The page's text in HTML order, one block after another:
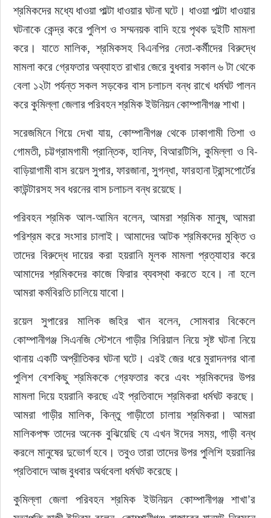
শ্রমিকদের মধ্যে ধাওয়া পাল্টা ধাওয়ার ঘটনা ঘটে। ধাওয়া পাল্টা ধাওয়ার
ঘটনাকে কেন্দ্র করে পুলিশ ও সম্মনয়ক বাদি হয়ে পৃথক দুইটি মামলা
করে। যাতে মালিক, শ্রমিকসহ বিএনপির নেতা-কর্মীদের বিরুদ্ধে
মামলা করে গ্রেফতার অব্যাহত রাখার জেরে বুধবার সকাল ৬ টা থেকে
বেলা ১২টা পর্যন্ত সকল সড়কের বাস চলাচল বন্ধ রাখে ধর্মঘট পালন
করে কুমিল্লা জেলার পরিবহন শ্রমিক ইউনিয়ন কোম্পানীগঞ্জ শাখা।
সরেজমিনে গিয়ে দেখা যায়, কোম্পানীগঞ্জ থেকে ঢাকাগামী তিশা ও
গোমতী, চট্টগ্রামগামী প্রান্তিক, হানিফ, বিআরটিসি, কুমিল্লা ও বি-
বাড়িয়াগামী বাস রয়েল সুপার, ফারজানা, সুগন্ধা, ফারহানা ট্রান্সপোর্টের
কাউন্টারসহ সব ধরনের বাস চলাচল বন্ধ রয়েছে।
পরিবহন শ্রমিক আল-আমিন বলেন, আমরা শ্রমিক মানুষ, আমরা
পরিশ্রম করে সংসার চালাই। আমাদের আটক শ্রমিকদের মুক্তি ও
তাদের বিরুদ্ধে দায়ের করা হয়রানি মূলক মামলা প্রত্যাহার করে
আমাদের শ্রমিকদের কাজে ফিরার ব্যবস্থা করতে হবে। না হলে
আমরা কর্মবিরতি চালিয়ে যাবো।
রয়েল সুপারের মালিক জহির খান বলেন, সোমবার বিকেলে
কোম্পানীগঞ্জ সিএনজি স্টেশনে গাড়ীর সিরিয়াল নিয়ে সৃষ্ট ঘটনা নিয়ে
থানায় একটি অপ্রীতিকর ঘটনা ঘটে। এরই জের ধরে মুরাদনগর থানা
পুলিশ বেশকিছু শ্রমিককে গ্রেফতার করে এবং শ্রমিকদের উপর
মামলা দিয়ে হয়রানি করছে এই প্রতিবাদে শ্রমিকরা ধর্মঘট করছে।
আমরা গাড়ীর মালিক, কিন্তু গাড়ীতো চালায় শ্রমিকরা। আমরা
মালিকপক্ষ তাদের অনেক বুঝিয়েছি যে এখন ঈদের সময়, গাড়ী বন্ধ
করলে মানুষের দুভোর্গ হবে। তবুও তারা তাদের উপর পুলিশি হয়রানির
প্রতিবাদে আজ বুধবার অর্ধবেলা ধর্মঘট করেছে।
কুমিল্লা জেলা পরিবহন শ্রমিক ইউনিয়ন কোম্পানীগঞ্জ শাখা’র